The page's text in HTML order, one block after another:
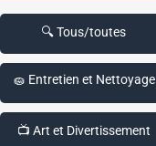
🔍 Tous/toutes
🧽 Entretien et Nettoyage
📺 Art et Divertissement